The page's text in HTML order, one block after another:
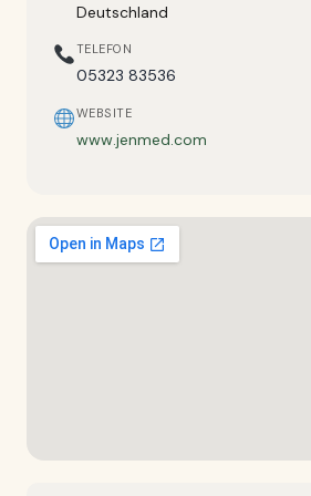
Deutschland
TELEFON
05323 83536
WEBSITE
www.jenmed.com